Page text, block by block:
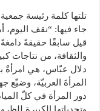
تلتها كلمة رئيسة
جاء فيها: “نقف
قيل سابقًا حقيقةً
والثقافة، من نتاجات
دلال عبّاس، هي امرأةٌ
المرأةَ العربيّة،
دور المرأة في كلّ
وتحدياتها الكبيرة